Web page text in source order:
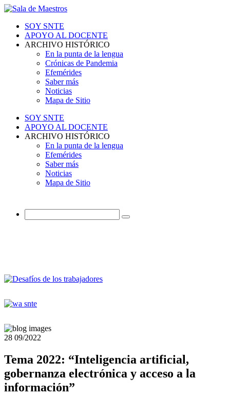
SOY SNTE
APOYO AL DOCENTE
ARCHIVO HISTÓRICO
En la punta de la lengua
Crónicas de Pandemia
Efemérides
Saber más
Noticias
Mapa de Sitio
SOY SNTE
APOYO AL DOCENTE
ARCHIVO HISTÓRICO
En la punta de la lengua
Efemérides
Saber más
Noticias
Mapa de Sitio
28 09/2022
Tema 2022: “Inteligencia artificial,
gobernanza electrónica y acceso a la
información”